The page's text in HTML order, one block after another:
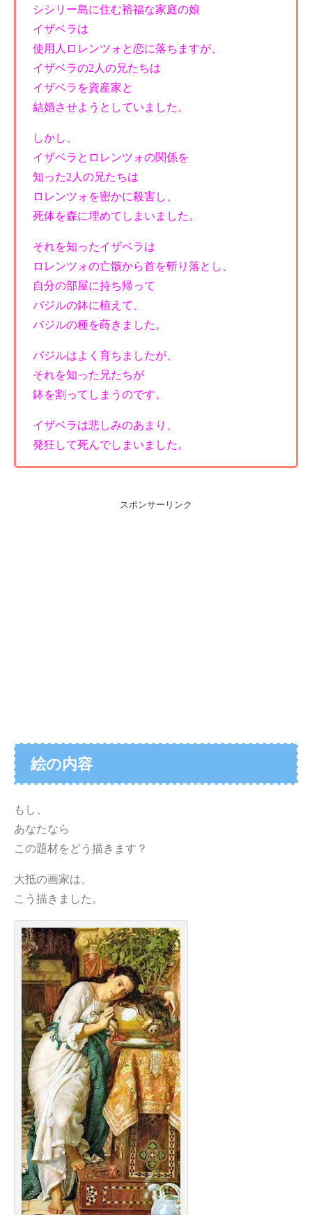
シシリー島に住む裕福な家庭の娘
イザベラは
使用人ロレンツォと恋に落ちますが、
イザベラの2人の兄たちは
イザベラを資産家と
結婚させようとしていました。
しかし、
イザベラとロレンツォの関係を
知った2人の兄たちは
ロレンツォを密かに殺害し、
死体を森に埋めてしまいました。
それを知ったイザベラは
ロレンツォの亡骸から首を斬り落とし、
自分の部屋に持ち帰って
バジルの鉢に植えて、
バジルの種を蒔きました。
バジルはよく育ちましたが、
それを知った兄たちが
鉢を割ってしまうのです。
イザベラは悲しみのあまり、
発狂して死んでしまいました。
スポンサーリンク
絵の内容
もし、
あなたなら
この題材をどう描きます？
大抵の画家は、
こう描きました。